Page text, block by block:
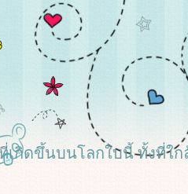
เกิดขึ้นบนโลกใบนี้ ทั้งที่